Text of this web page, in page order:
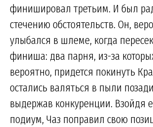
финишировал третьим. И был
стечению обстоятельств. Он,
улыбался в шлеме, когда
финиша: два парня, из-за
вероятно, придется покинуть
остались валяться в пыли
выдержав конкуренции. Взойдя
подиум, Чаз поправил свою